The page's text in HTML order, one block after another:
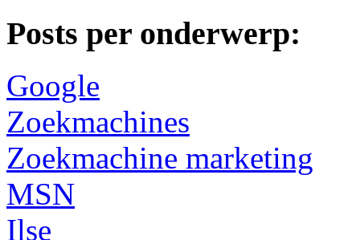
Posts per onderwerp:
Google
Zoekmachines
Zoekmachine marketing
MSN
Ilse